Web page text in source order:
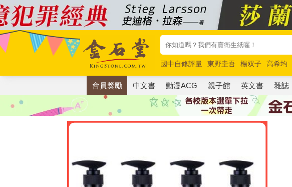
國中自修評量 東野圭吾 楊双子 高希均
唯紅花綻放
奧德賽 路邊攤新作 馬斯克
會員獎勵 中文書 動漫ACG 親子館 英文書 雜誌